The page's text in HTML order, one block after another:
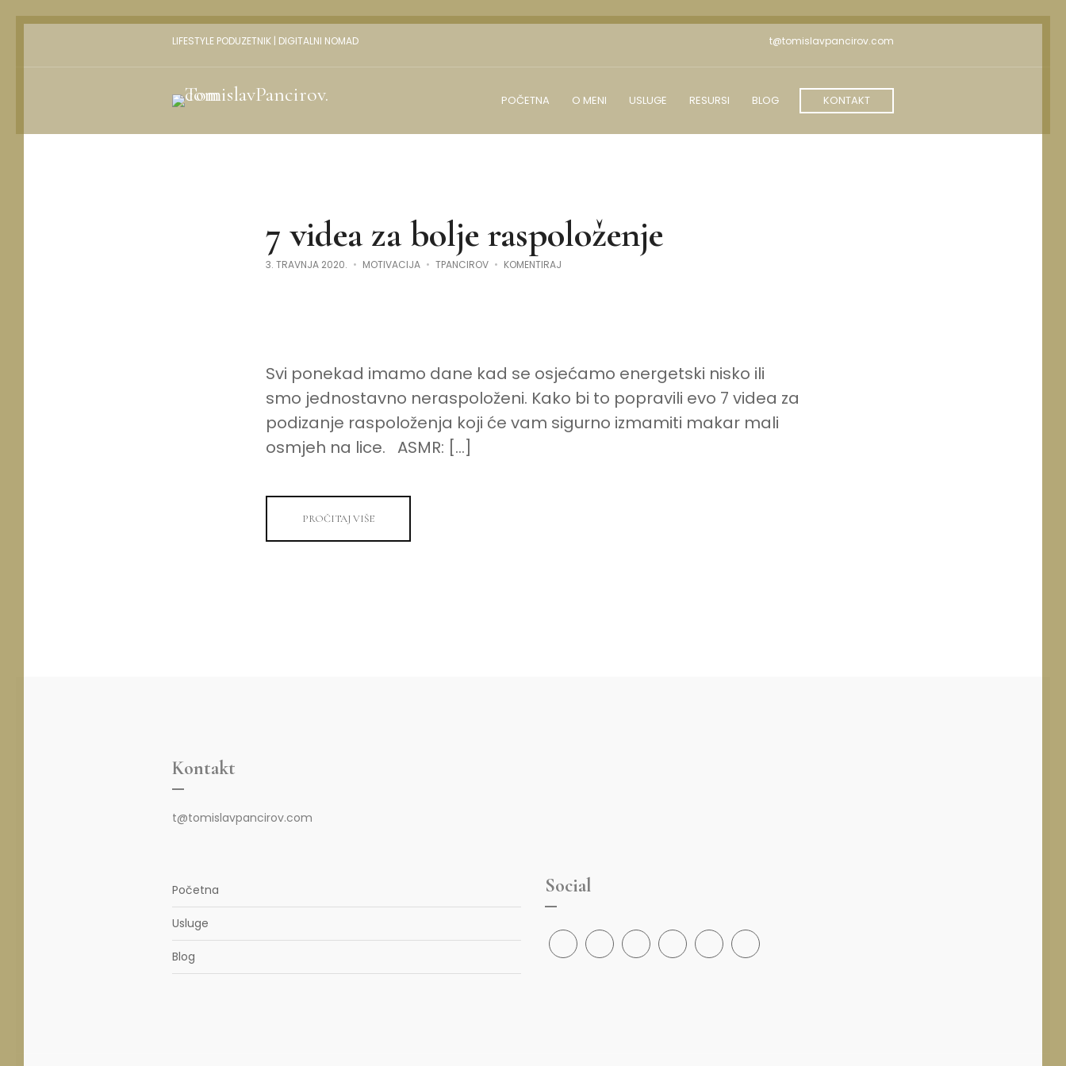
LIFESTYLE PODUZETNIK | DIGITALNI NOMAD t@tomislavpancirov.com
POČETNA O MENI USLUGE RESURSI BLOG KONTAKT
7 videa za bolje raspoloženje
3. TRAVNJA 2020. MOTIVACIJA TPANCIROV KOMENTIRAJNA
Svi ponekad imamo dane kad se osjećamo energetski nisko ili
smo jednostavno neraspoloženi. Kako bi to popravili evo 7 videa za
podizanje raspoloženja koji će vam sigurno izmamiti makar mali
osmjeh na lice. ASMR: […]
PROČITAJ VIŠE
Kontakt
t@tomislavpancirov.com
Početna
Usluge
Blog
Social